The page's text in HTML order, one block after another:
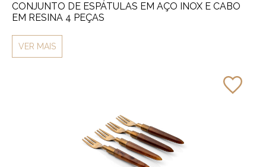
CONJUNTO DE ESPÁTULAS EM AÇO INOX E CABO
EM RESINA 4 PEÇAS
VER MAIS